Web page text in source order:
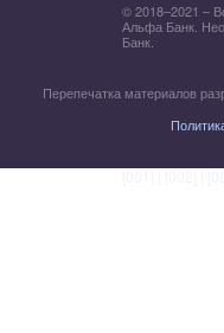
© 2018–2021 –
Альфа Банк.
Банк.
Перепечатка материалов